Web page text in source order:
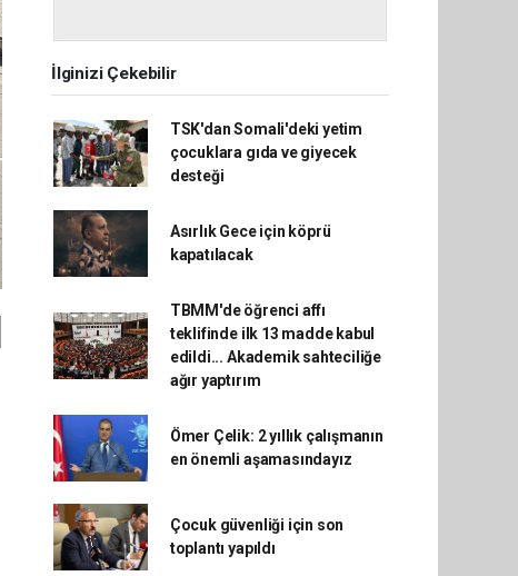
İlginizi Çekebilir
TSK'dan Somali'deki yetim
çocuklara gıda ve giyecek
desteği
Asırlık Gece için köprü
kapatılacak
TBMM'de öğrenci affı
teklifinde ilk 13 madde kabul
edildi... Akademik sahteciliğe
ağır yaptırım
Ömer Çelik: 2 yıllık çalışmanın
en önemli aşamasındayız
Çocuk güvenliği için son
toplantı yapıldı